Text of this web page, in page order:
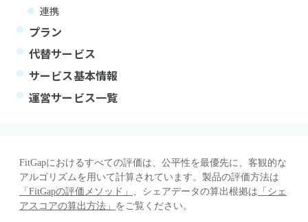
連携
プラン
代替サービス
サービス基本情報
運営サービス一覧
FitGapにおけるすべての評価は、公平性を最優先に、客観的な
アルゴリズムを用いて計算されています。製品の評価方法は
「FitGapの評価メソッド」 、シェアデータの算出根拠は 「シェ
アスコアの算出方法」 をご覧ください。